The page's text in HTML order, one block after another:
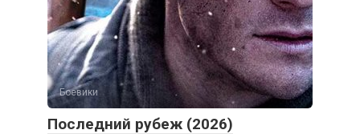
Боевики
Последний рубеж (2026)